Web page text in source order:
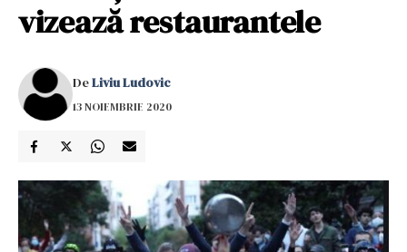
vizează restaurantele
DeLiviu Ludovic
13 NOIEMBRIE 2020